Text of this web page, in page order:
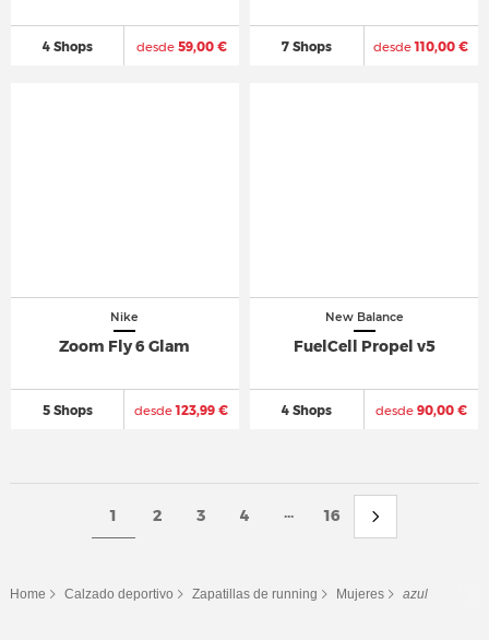
4 Shops desde59,00 € 7 Shops desde110,00 €
Nike
Zoom Fly 6 Glam
5 Shops desde123,99 €
New Balance
FuelCell Propel v5
4 Shops desde90,00 €
1 2 3 4 ... 16
Home Calzado deportivo Zapatillas de running Mujeres azul